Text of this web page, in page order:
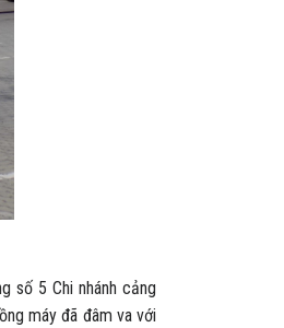
số 5 Chi nhánh cảng
máy đã đâm va với